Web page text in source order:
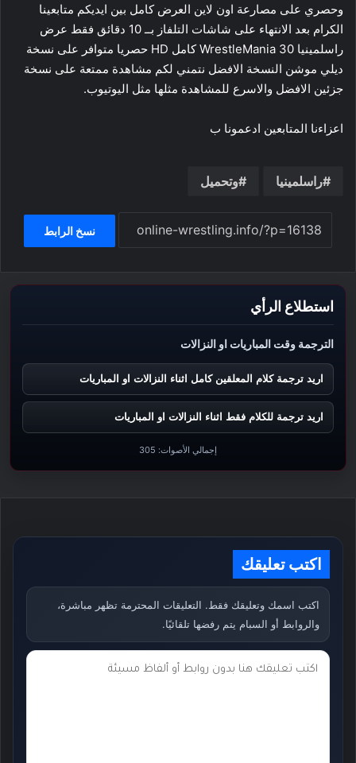
وحصري على مصارعة اون لاين العرض كامل بين ايديكم متابعينا
الكرام بعد الانتهاء على شاشات التلفاز بــ 10 دقائق فقط عرض
راسلمينيا 30 WrestleMania كامل HD حصريا متوافر على نسخة
ديلي موشن النسخة الافضل نتمني لكم مشاهدة ممتعة على نسخة
جزئين الافضل والاسرع للمشاهدة مثلها مثل اليوتيوب.
اعزاءنا المتابعين ادعمونا ب
راسلمينيا وتحميل
نسخ الرابط
استطلاع الرأي
الترجمة وقت المباريات او النزالات
اريد ترجمة كلام المعلقين كامل اثناء النزالات او المباريات
اريد ترجمة للكلام فقط اثناء النزالات او المباريات
إجمالي الأصوات: 305
اكتب تعليقك
اكتب اسمك وتعليقك فقط. التعليقات المحترمة تظهر مباشرة،
والروابط أو السبام يتم رفضها تلقائيًا.
ت